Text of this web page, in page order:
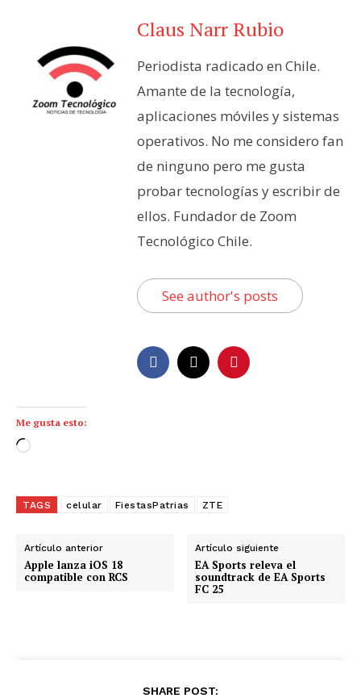
Claus Narr Rubio
Periodista radicado en Chile.
Amante de la tecnología,
aplicaciones móviles y sistemas
operativos. No me considero fan
de ninguno pero me gusta
probar tecnologías y escribir de
ellos. Fundador de Zoom
Tecnológico Chile.
See author's posts
Me gusta esto:
C
g
n
d
o
TAGS celular FiestasPatrias ZTE
Artículo anterior
Apple lanza iOS 18
compatible con RCS
Artículo siguiente
EA Sports releva el
soundtrack de EA Sports
FC 25
SHARE POST: